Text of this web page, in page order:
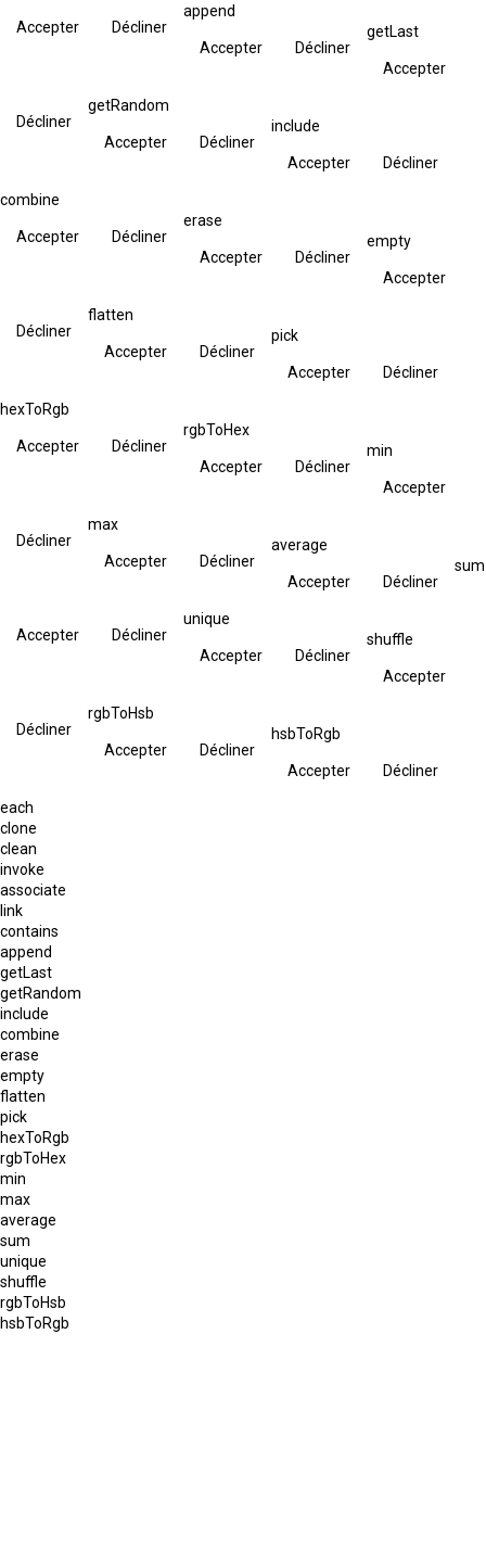
Accepter Décliner
append
Accepter Décliner
getLast
Accepter
Décliner
getRandom
Accepter Décliner
include
Accepter Décliner
combine
Accepter Décliner
erase
Accepter Décliner
empty
Accepter
Décliner
flatten
Accepter Décliner
pick
Accepter Décliner
hexToRgb
Accepter Décliner
rgbToHex
Accepter Décliner
min
Accepter
Décliner
max
Accepter Décliner
average
Accepter Décliner
sum
Accepter Décliner
unique
Accepter Décliner
shuffle
Accepter
Décliner
rgbToHsb
Accepter Décliner
hsbToRgb
Accepter Décliner
each
clone
clean
invoke
associate
link
contains
append
getLast
getRandom
include
combine
erase
empty
flatten
pick
hexToRgb
rgbToHex
min
max
average
sum
unique
shuffle
rgbToHsb
hsbToRgb